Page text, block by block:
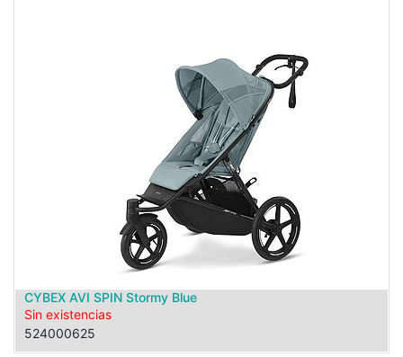
CYBEX AVI SPIN Stormy Blue
Sin existencias
524000625